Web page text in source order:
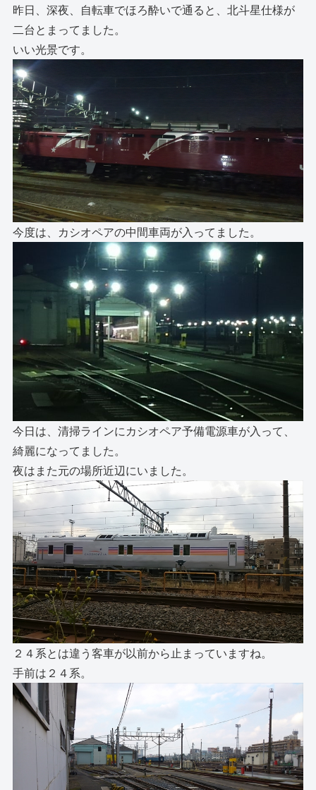
昨日、深夜、自転車でほろ酔いで通ると、北斗星仕様が
二台とまってました。
いい光景です。
今度は、カシオペアの中間車両が入ってました。
今日は、清掃ラインにカシオペア予備電源車が入って、
綺麗になってました。
夜はまた元の場所近辺にいました。
２４系とは違う客車が以前から止まっていますね。
手前は２４系。